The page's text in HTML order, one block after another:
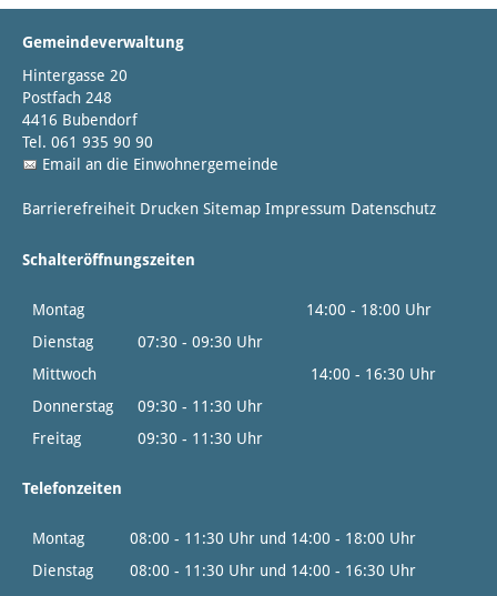
Gemeindeverwaltung
Hintergasse 20
Postfach 248
4416 Bubendorf
Tel. 061 935 90 90
Email an die Einwohnergemeinde
Barrierefreiheit Drucken Sitemap Impressum Datenschutz
Schalteröffnungszeiten
Montag
14:00 - 18:00 Uhr
Dienstag
07:30 - 09:30 Uhr
Mittwoch
14:00 - 16:30 Uhr
Donnerstag
09:30 - 11:30 Uhr
Freitag
09:30 - 11:30 Uhr
Telefonzeiten
Montag
08:00 - 11:30 Uhr und 14:00 - 18:00 Uhr
Dienstag
08:00 - 11:30 Uhr und 14:00 - 16:30 Uhr